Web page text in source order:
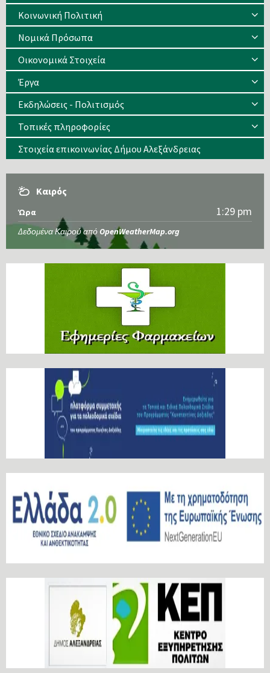
Κοινωνική Πολιτική
Νομικά Πρόσωπα
Οικονομικά Στοιχεία
Έργα
Εκδηλώσεις - Πολιτισμός
Τοπικές πληροφορίες
Στοιχεία επικοινωνίας Δήμου Αλεξάνδρειας
Καιρός
Ώρα 1:29 pm
Δεδομένα Καιρού από OpenWeatherMap.org